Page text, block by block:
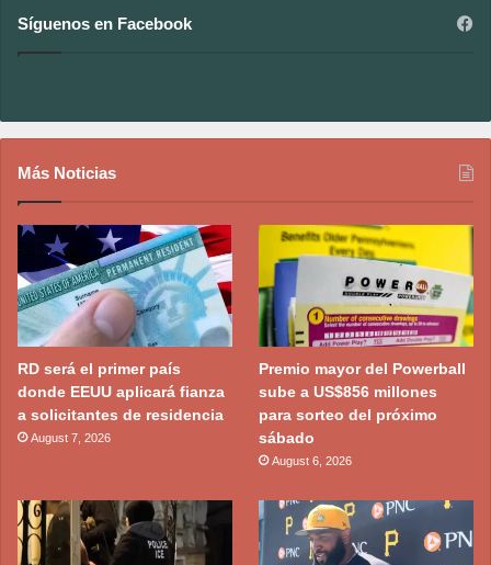
Síguenos en Facebook
Más Noticias
RD será el primer país
donde EEUU aplicará fianza
a solicitantes de residencia
August 7, 2026
Premio mayor del Powerball
sube a US$856 millones
para sorteo del próximo
sábado
August 6, 2026